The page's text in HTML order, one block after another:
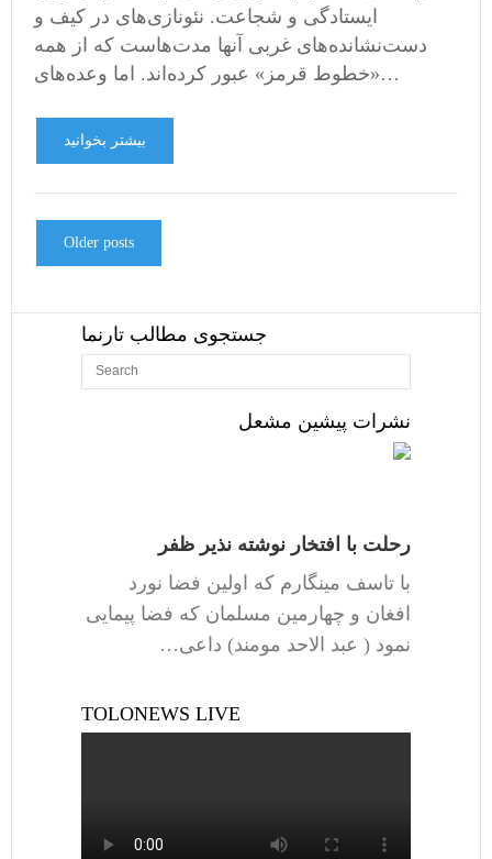
ایستادگی و شجاعت. نئونازی‌های در کیف و
دست‌نشانده‌های غربی آنها مدت‌هاست که از همه
«خطوط قرمز» عبور کرده‌اند. اما وعده‌های…
بیشتر بخوانید
Older posts
جستجوی مطالب تارنما
نشرات پیشین مشعل
رحلت با افتخار نوشته نذیر ظفر
با تاسف مینگارم که اولین فضا نورد
افغان و چهارمین مسلمان که فضا پیمایی
نمود ( عبد الاحد مومند) داعی…
TOLONEWS LIVE